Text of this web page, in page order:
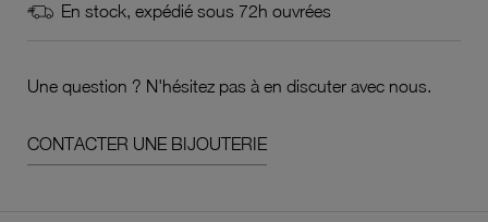
En stock, expédié sous 72h ouvrées
Une question ? N'hésitez pas à en discuter avec nous.
CONTACTER UNE BIJOUTERIE